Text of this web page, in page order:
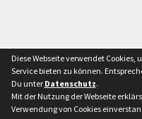
Diese Webseite verwendet Cookies,
Service bieten zu können.
Du unter Datenschutz.
Mit der Nutzung der Webseite
Verwendung von Cookies